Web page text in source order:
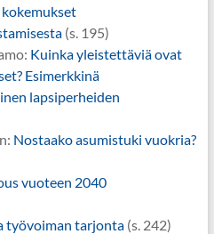
(s. 195)
Kuinka yleistettäviä ovat
Esimerkkinä
lapsiperheiden
Nostaako asumistuki vuokria?
vuoteen 2040
työvoiman tarjonta(s. 242)